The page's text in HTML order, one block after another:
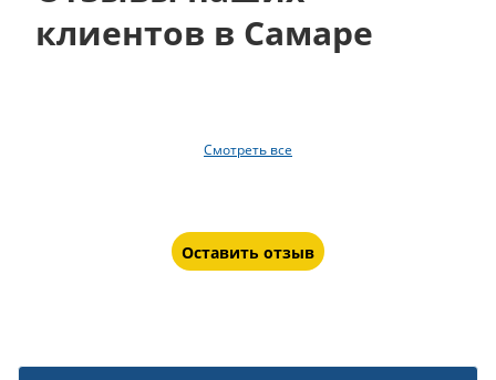
клиентов в Самаре
Смотреть все
Оставить отзыв